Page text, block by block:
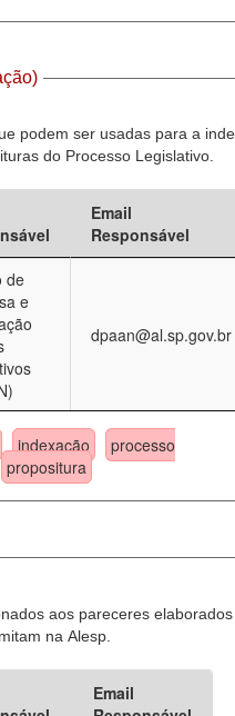
podem ser usadas para a
do Processo Legislativo.
Email
Responsável
de
e
dpaan@al.sp.gov.br
indexação
processo
propositura
aos pareceres elaborados
na Alesp.
Email